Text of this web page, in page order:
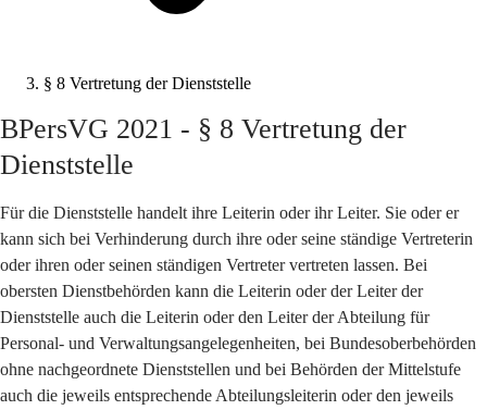
§ 8 Vertretung der Dienststelle
BPersVG 2021 - § 8 Vertretung der
Dienststelle
Für die Dienststelle handelt ihre Leiterin oder ihr Leiter. Sie oder er
kann sich bei Verhinderung durch ihre oder seine ständige Vertreterin
oder ihren oder seinen ständigen Vertreter vertreten lassen. Bei
obersten Dienstbehörden kann die Leiterin oder der Leiter der
Dienststelle auch die Leiterin oder den Leiter der Abteilung für
Personal- und Verwaltungsangelegenheiten, bei Bundesoberbehörden
ohne nachgeordnete Dienststellen und bei Behörden der Mittelstufe
auch die jeweils entsprechende Abteilungsleiterin oder den jeweils